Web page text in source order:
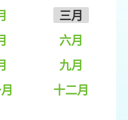
三月
六月
九月
十二月